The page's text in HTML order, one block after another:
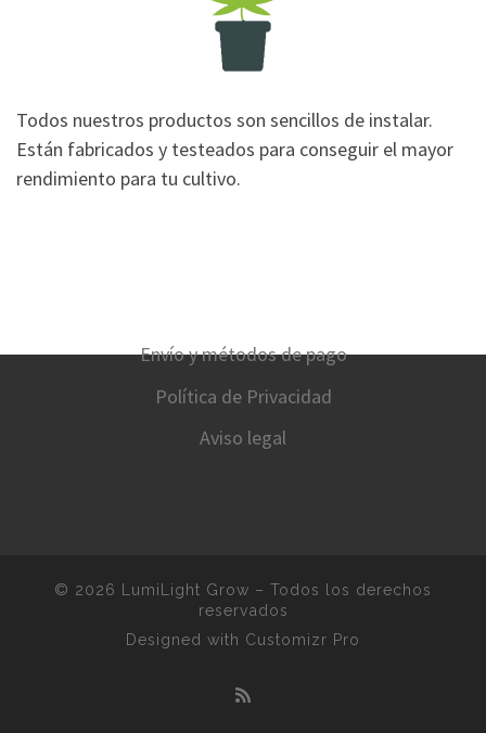
Todos nuestros productos son sencillos de instalar.
Están fabricados y testeados para conseguir el mayor
rendimiento para tu cultivo.
Envío y métodos de pago
Política de Privacidad
Aviso legal
© 2026 LumiLight Grow – Todos los derechos
reservados
Designed with Customizr Pro